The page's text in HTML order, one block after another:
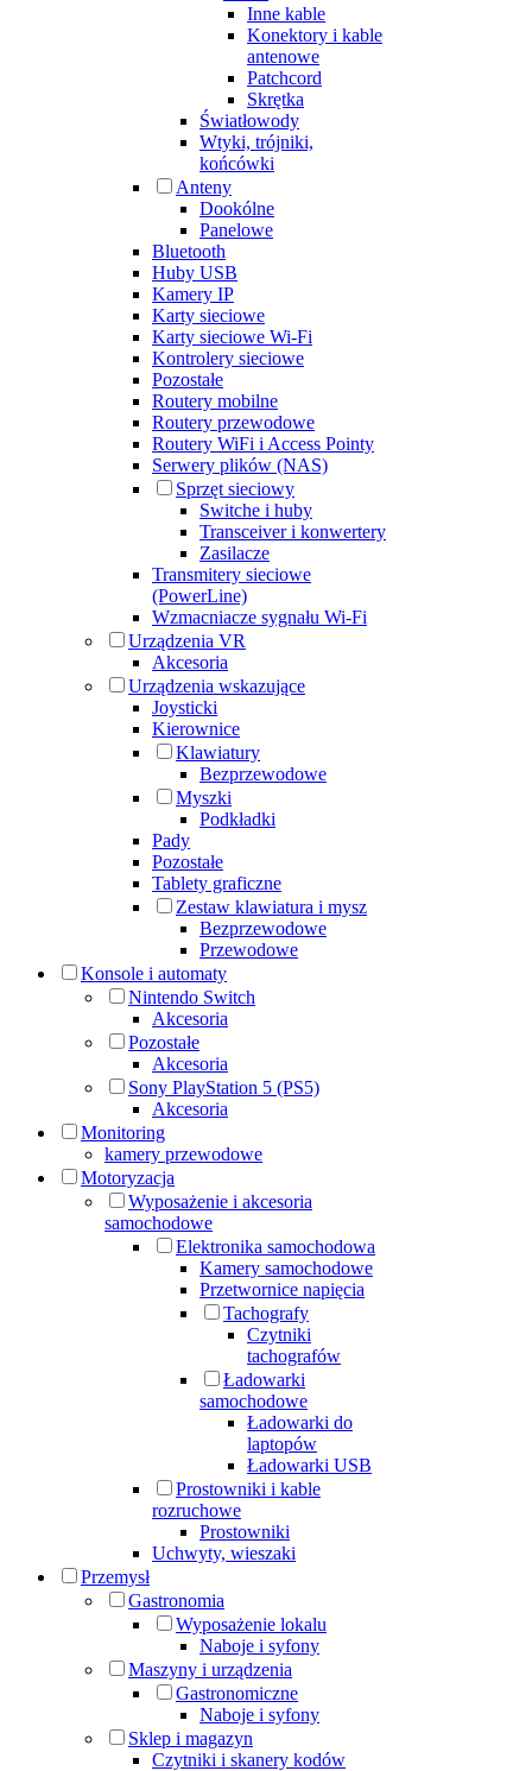
Inne kable
Konektory i kable
antenowe
Patchcord
Skrętka
Światłowody
Wtyki, trójniki,
końcówki
Anteny
Dookólne
Panelowe
Bluetooth
Huby USB
Kamery IP
Karty sieciowe
Karty sieciowe Wi-Fi
Kontrolery sieciowe
Pozostałe
Routery mobilne
Routery przewodowe
Routery WiFi i Access Pointy
Serwery plików (NAS)
Sprzęt sieciowy
Switche i huby
Transceiver i konwertery
Zasilacze
Transmitery sieciowe
(PowerLine)
Wzmacniacze sygnału Wi-Fi
Urządzenia VR
Akcesoria
Urządzenia wskazujące
Joysticki
Kierownice
Klawiatury
Bezprzewodowe
Myszki
Podkładki
Pady
Pozostałe
Tablety graficzne
Zestaw klawiatura i mysz
Bezprzewodowe
Przewodowe
Konsole i automaty
Nintendo Switch
Akcesoria
Pozostałe
Akcesoria
Sony PlayStation 5 (PS5)
Akcesoria
Monitoring
kamery przewodowe
Motoryzacja
Wyposażenie i akcesoria
samochodowe
Elektronika samochodowa
Kamery samochodowe
Przetwornice napięcia
Tachografy
Czytniki
tachografów
Ładowarki
samochodowe
Ładowarki do
laptopów
Ładowarki USB
Prostowniki i kable
rozruchowe
Prostowniki
Uchwyty, wieszaki
Przemysł
Gastronomia
Wyposażenie lokalu
Naboje i syfony
Maszyny i urządzenia
Gastronomiczne
Naboje i syfony
Sklep i magazyn
Czytniki i skanery kodów